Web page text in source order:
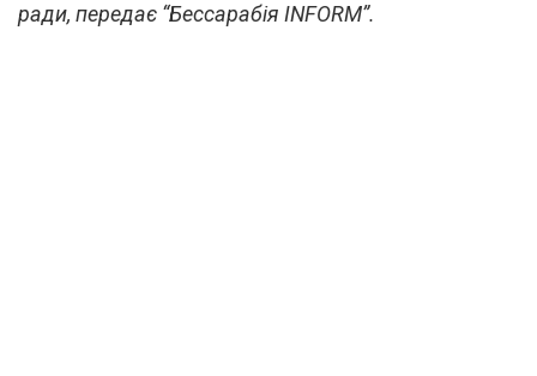
ради, передає “Бессарабія INFORM”.